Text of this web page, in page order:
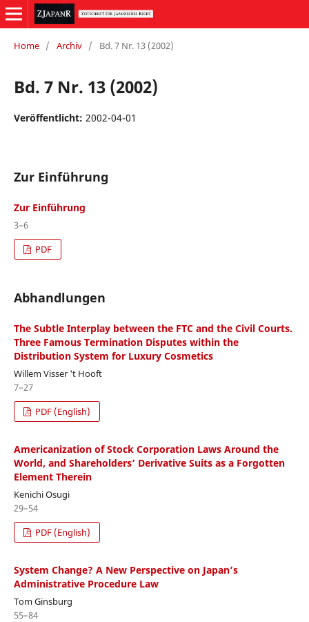
Home / Archiv / Bd. 7 Nr. 13 (2002)
Bd. 7 Nr. 13 (2002)
Veröffentlicht: 2002-04-01
Zur Einführung
Zur Einführung
3–6
PDF
Abhandlungen
The Subtle Interplay between the FTC and the Civil Courts.
Three Famous Termination Disputes within the
Distribution System for Luxury Cosmetics
Willem Visser 't Hooft
7–27
PDF (English)
Americanization of Stock Corporation Laws Around the
World, and Shareholders’ Derivative Suits as a Forgotten
Element Therein
Kenichi Osugi
29–54
PDF (English)
System Change? A New Perspective on Japan’s
Administrative Procedure Law
Tom Ginsburg
55–84